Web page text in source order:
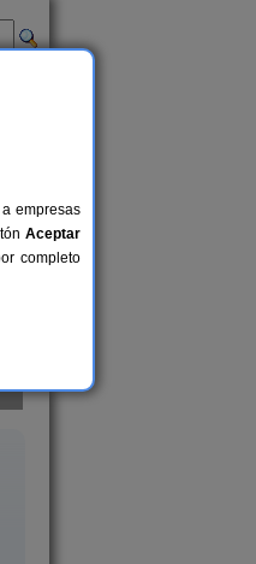
empresas
Aceptar
completo